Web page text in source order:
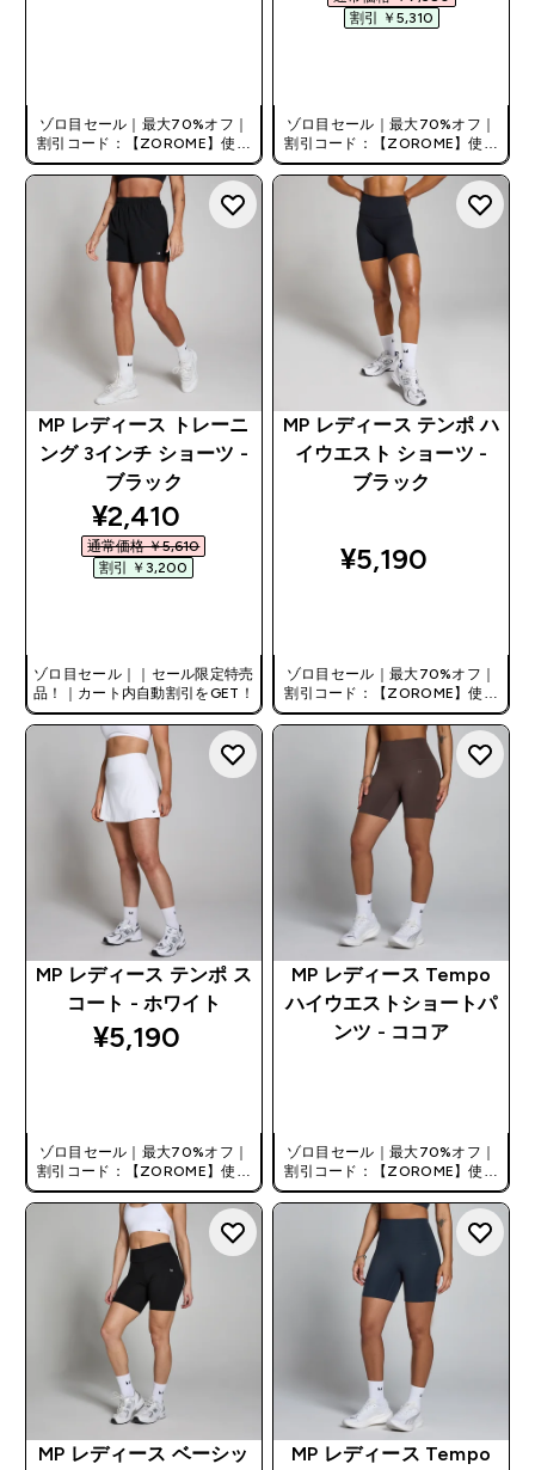
ゾロ目セール｜最大70%オフ｜
割引コード：【ZOROME】使用
で追加10%オフ！
割引 ￥5,310‎
ゾロ目セール｜最大70%オフ｜
割引コード：【ZOROME】使用
で追加10%オフ！
MP レディース トレーニ
ング 3インチ ショーツ -
ブラック
discounted price
¥2,410‎
通常価格 ￥5,610‎
割引 ￥3,200‎
ゾロ目セール｜｜セール限定特売
品！｜カート内自動割引をGET！
MP レディース テンポ ハ
イウエスト ショーツ -
ブラック
¥5,190‎
ゾロ目セール｜最大70%オフ｜
割引コード：【ZOROME】使用
で追加10%オフ！
MP レディース テンポ ス
コート - ホワイト
¥5,190‎
ゾロ目セール｜最大70%オフ｜
割引コード：【ZOROME】使用
で追加10%オフ！
MP レディース Tempo
ハイウエストショートパ
ンツ - ココア
ゾロ目セール｜最大70%オフ｜
割引コード：【ZOROME】使用
で追加10%オフ！
MP レディース ベーシッ
MP レディース Tempo